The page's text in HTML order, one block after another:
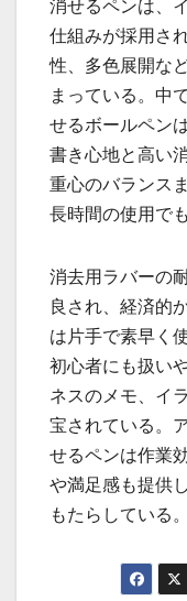
消せるペンは、
仕組みが採用さ
性、多色展開な
まっている。中
せるボールペン
書き心地と高い
重心のバランス
長時間の使用で
消去用ラバーの
良され、経済的
は片手で素早く
初心者にも扱い
ネスのメモ、イ
宝されている。
せるペンは作業
や満足感も提供
もたらしている。